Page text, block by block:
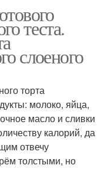
теста.
слоеного
торта
молоко, яйца,
масло и сливки
калорий, да
отвечу
толстыми, но